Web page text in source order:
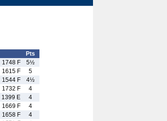
Pts
1748 F
5½
1615 F
5
1544 F
4½
1732 F
4
1399 E
4
1669 F
4
1658 F
4